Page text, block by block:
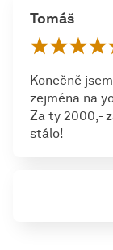
Tomáš
Konečně
zejména na
Za ty 2000,-
stálo!